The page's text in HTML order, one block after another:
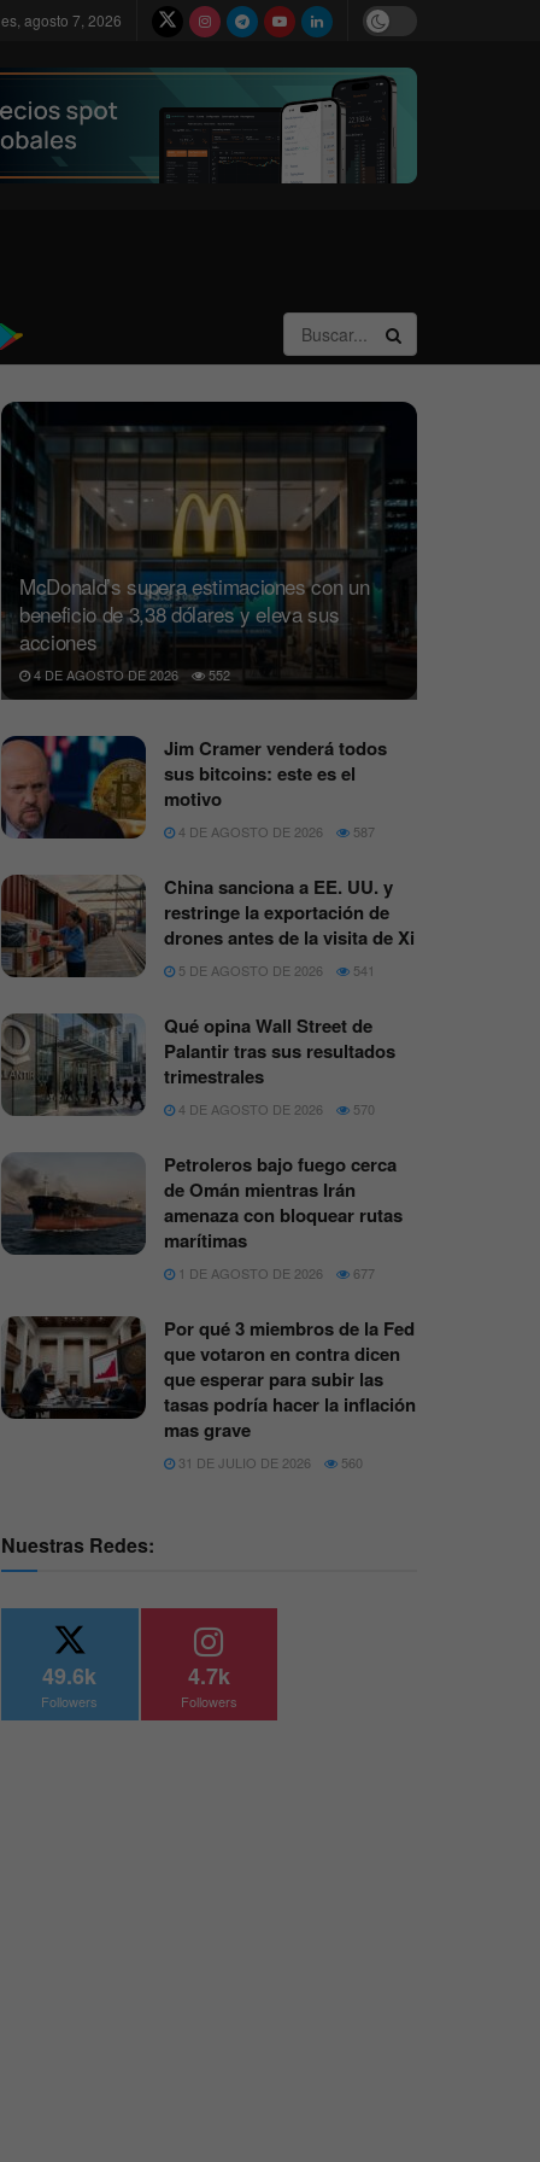
agosto 7, 2026
McDonald’s supera estimaciones con un
beneficio de 3,38 dólares y eleva sus
acciones
4 DE AGOSTO DE 2026 552
Jim Cramer venderá todos
sus bitcoins: este es el
motivo
4 DE AGOSTO DE 2026 587
China sanciona a EE. UU. y
restringe la exportación de
drones antes de la visita de Xi
5 DE AGOSTO DE 2026 541
Qué opina Wall Street de
Palantir tras sus resultados
trimestrales
4 DE AGOSTO DE 2026 570
Petroleros bajo fuego cerca
de Omán mientras Irán
amenaza con bloquear rutas
marítimas
1 DE AGOSTO DE 2026 677
Por qué 3 miembros de la Fed
que votaron en contra dicen
que esperar para subir las
tasas podría hacer la inflación
mas grave
31 DE JULIO DE 2026 560
Nuestras Redes:
49.6k
Followers
4.7k
Followers